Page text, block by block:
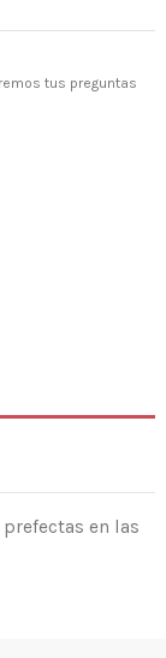
tus preguntas
en las